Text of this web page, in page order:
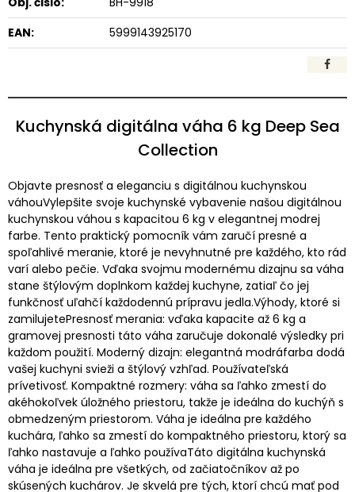
EAN:
5999143925170
Kuchynská digitálna váha 6 kg Deep Sea
Collection
Objavte presnosť a eleganciu s digitálnou kuchynskou
váhouVylepšite svoje kuchynské vybavenie našou digitálnou
kuchynskou váhou s kapacitou 6 kg v elegantnej modrej
farbe. Tento praktický pomocník vám zaručí presné a
spoľahlivé meranie, ktoré je nevyhnutné pre každého, kto rád
varí alebo pečie. Vďaka svojmu modernému dizajnu sa váha
stane štýlovým doplnkom každej kuchyne, zatiaľ čo jej
funkčnosť uľahčí každodennú prípravu jedla.Výhody, ktoré si
zamilujetePresnosť merania: vďaka kapacite až 6 kg a
gramovej presnosti táto váha zaručuje dokonalé výsledky pri
každom použití. Moderný dizajn: elegantná modráfarba dodá
vašej kuchyni svieži a štýlový vzhľad. Používateľská
prívetivosť. Kompaktné rozmery: váha sa ľahko zmestí do
akéhokoľvek úložného priestoru, takže je ideálna do kuchýň s
obmedzeným priestorom. Váha je ideálna pre každého
kuchára, ľahko sa zmestí do kompaktného priestoru, ktorý sa
ľahko nastavuje a ľahko používaTáto digitálna kuchynská
váha je ideálna pre všetkých, od začiatočníkov až po
skúsených kuchárov. Je skvelá pre tých, ktorí chcú mať pod